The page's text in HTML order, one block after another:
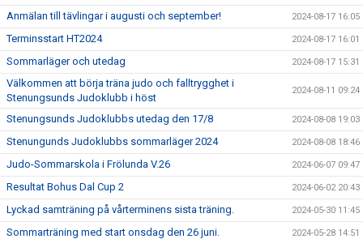
Anmälan till tävlingar i augusti och september! 2024-08-17 16:05
Terminsstart HT2024 2024-08-17 16:01
Sommarläger och utedag 2024-08-17 15:31
Välkommen att börja träna judo och falltrygghet i
Stenungsunds Judoklubb i höst
2024-08-11 09:24
Stenungsunds Judoklubbs utedag den 17/8 2024-08-08 19:03
Stenungunds Judoklubbs sommarläger 2024 2024-08-08 18:46
Judo-Sommarskola i Frölunda V.26 2024-06-07 09:47
Resultat Bohus Dal Cup 2 2024-06-02 20:43
Lyckad samträning på vårterminens sista träning. 2024-05-30 11:45
Sommarträning med start onsdag den 26 juni. 2024-05-28 14:51